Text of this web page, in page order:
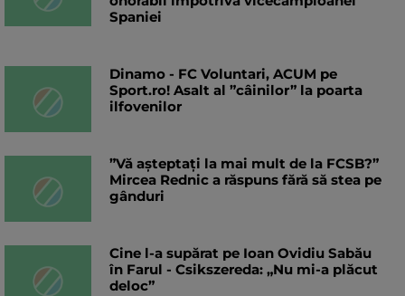
Spaniei
Dinamo - FC Voluntari, ACUM pe
Sport.ro! Asalt al ”câinilor” la poarta
ilfovenilor
”Vă așteptați la mai mult de la FCSB?”
Mircea Rednic a răspuns fără să stea pe
gânduri
Cine l-a supărat pe Ioan Ovidiu Sabău
în Farul - Csikszereda: „Nu mi-a plăcut
deloc”